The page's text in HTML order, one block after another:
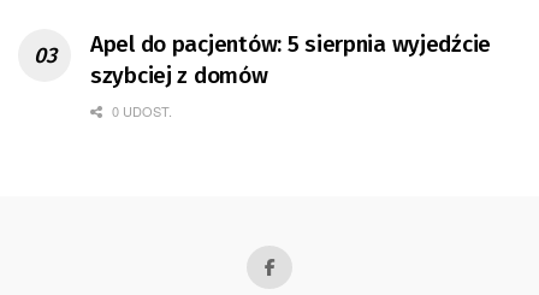
Apel do pacjentów: 5 sierpnia wyjedźcie
szybciej z domów
0 UDOST.